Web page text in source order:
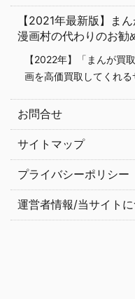
【2021年最新版】ま
漫画村の代わりのお勧
【2022年】「まんが買
画を高価買取してくれる
お問合せ
サイトマップ
プライバシーポリシー
運営者情報/当サイト